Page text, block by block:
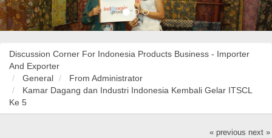
Discussion Corner For Indonesia Products Business - Importer
And Exporter
General
From Administrator
Kamar Dagang dan Industri Indonesia Kembali Gelar ITSCL
Ke 5
« previous next »